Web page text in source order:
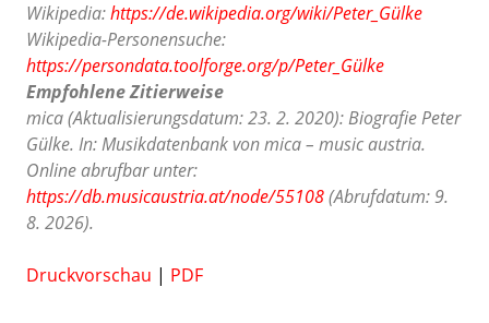
Wikipedia:https://de.wikipedia.org/wiki/Peter_Gülke
Wikipedia-Personensuche:
https://persondata.toolforge.org/p/Peter_Gülke
Empfohlene Zitierweise
mica (Aktualisierungsdatum: 23. 2. 2020): Biografie Peter
Gülke. In: Musikdatenbank von mica – music austria.
Online abrufbar unter:
https://db.musicaustria.at/node/55108(Abrufdatum: 9.
8. 2026).
Druckvorschau | PDF